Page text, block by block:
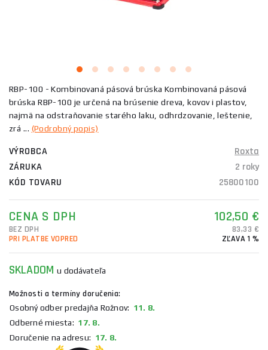
RBP-100 - Kombinovaná pásová brúska Kombinovaná pásová
brúska RBP-100 je určená na brúsenie dreva, kovov i plastov,
najmä na odstraňovanie starého laku, odhrdzovanie, leštenie,
zrá ... (Podrobný popis)
VÝROBCA
Roxta
ZÁRUKA
2 roky
KÓD TOVARU
25800100
CENA S DPH 102,50 €
BEZ DPH
83,33 €
PRI PLATBE VOPRED
ZĽAVA 1 %
SKLADOMu dodávateľa
Možnosti a termíny doručenia:
Osobný odber predajňa Rožnov: 11. 8.
Odberné miesta: 17. 8.
Doručenie na adresu: 17. 8.